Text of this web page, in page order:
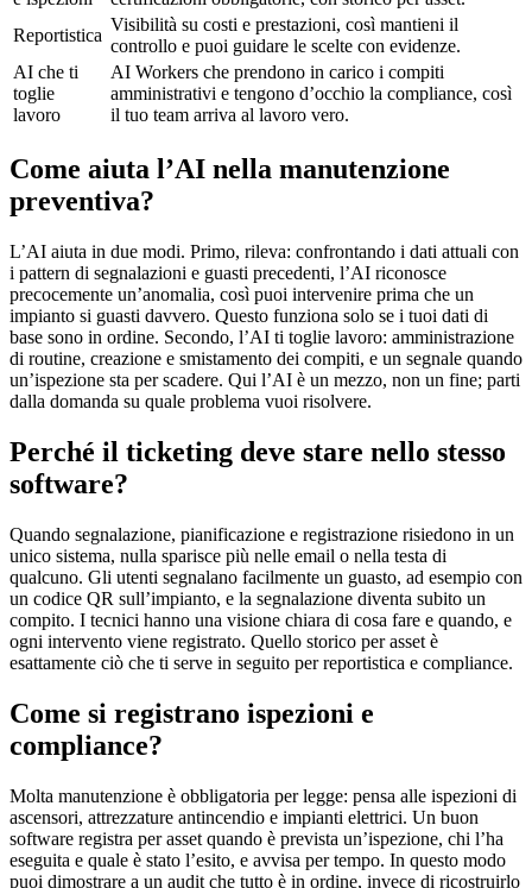
Reportistica
Visibilità su costi e prestazioni, così mantieni il
controllo e puoi guidare le scelte con evidenze.
AI che ti
toglie
lavoro
AI Workers che prendono in carico i compiti
amministrativi e tengono d’occhio la compliance, così
il tuo team arriva al lavoro vero.
Come aiuta l’AI nella manutenzione
preventiva?
L’AI aiuta in due modi. Primo, rileva: confrontando i dati attuali con
i pattern di segnalazioni e guasti precedenti, l’AI riconosce
precocemente un’anomalia, così puoi intervenire prima che un
impianto si guasti davvero. Questo funziona solo se i tuoi dati di
base sono in ordine. Secondo, l’AI ti toglie lavoro: amministrazione
di routine, creazione e smistamento dei compiti, e un segnale quando
un’ispezione sta per scadere. Qui l’AI è un mezzo, non un fine; parti
dalla domanda su quale problema vuoi risolvere.
Perché il ticketing deve stare nello stesso
software?
Quando segnalazione, pianificazione e registrazione risiedono in un
unico sistema, nulla sparisce più nelle email o nella testa di
qualcuno. Gli utenti segnalano facilmente un guasto, ad esempio con
un codice QR sull’impianto, e la segnalazione diventa subito un
compito. I tecnici hanno una visione chiara di cosa fare e quando, e
ogni intervento viene registrato. Quello storico per asset è
esattamente ciò che ti serve in seguito per reportistica e compliance.
Come si registrano ispezioni e
compliance?
Molta manutenzione è obbligatoria per legge: pensa alle ispezioni di
ascensori, attrezzature antincendio e impianti elettrici. Un buon
software registra per asset quando è prevista un’ispezione, chi l’ha
eseguita e quale è stato l’esito, e avvisa per tempo. In questo modo
puoi dimostrare a un audit che tutto è in ordine, invece di ricostruirlo